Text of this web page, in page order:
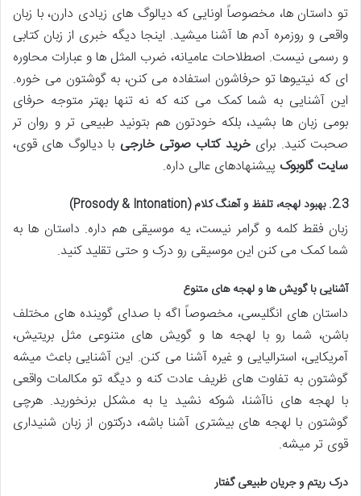
تو داستان ها، مخصوصاً اونایی که دیالوگ های زیادی دارن، با زبان
واقعی و روزمره آدم ها آشنا میشید. اینجا دیگه خبری از زبان کتابی
و رسمی نیست. اصطلاحات عامیانه، ضرب المثل ها و عبارات محاوره
ای که نیتیوها تو حرفاشون استفاده می کنن، به گوشتون می خوره.
این آشنایی به شما کمک می کنه که نه تنها بهتر متوجه حرفای
بومی زبان ها بشید، بلکه خودتون هم بتونید طبیعی تر و روان تر
صحبت کنید. برایخرید کتاب صوتی خارجی با دیالوگ های قوی،
سایت گلوبوک پیشنهادهای عالی داره.
2.3. بهبود لهجه، تلفظ و آهنگ کلام (Prosody & Intonation)
زبان فقط کلمه و گرامر نیست، یه موسیقی هم داره. داستان ها به
شما کمک می کنن این موسیقی رو درک و حتی تقلید کنید.
آشنایی با گویش ها و لهجه های متنوع
داستان های انگلیسی، مخصوصاً اگه با صدای گوینده های مختلف
باشن، شما رو با لهجه ها و گویش های متنوعی مثل بریتیش،
آمریکایی، استرالیایی و غیره آشنا می کنن. این آشنایی باعث میشه
گوشتون به تفاوت های ظریف عادت کنه و دیگه تو مکالمات واقعی
با لهجه های ناآشنا، شوکه نشید یا به مشکل برنخورید. هرچی
گوشتون با لهجه های بیشتری آشنا باشه، درکتون از زبان شنیداری
قوی تر میشه.
درک ریتم و جریان طبیعی گفتار